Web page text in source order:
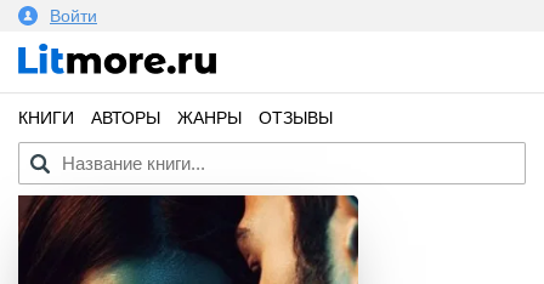
Войти
КНИГИ АВТОРЫ ЖАНРЫ ОТЗЫВЫ